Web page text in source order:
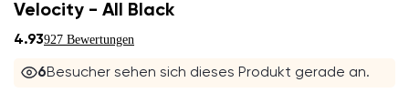
Velocity - All Black
4.93927 Bewertungen
6Besucher sehen sich dieses Produkt gerade an.